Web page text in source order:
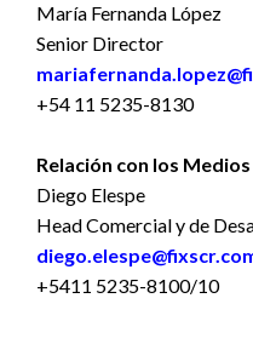
María Fernanda López
Senior Director
+54 11 5235-8130
Relación con los Medios
Diego Elespe
Head Comercial y de
+5411 5235-8100/10